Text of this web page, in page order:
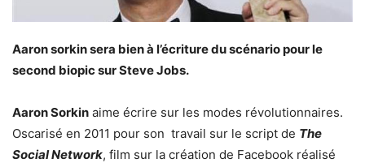
Aaron sorkin sera bien à l’écriture du scénario pour le
second biopic sur Steve Jobs.
Aaron Sorkin aime écrire sur les modes révolutionnaires.
Oscarisé en 2011 pour son travail sur le script de The
Social Network, film sur la création de Facebook réalisé